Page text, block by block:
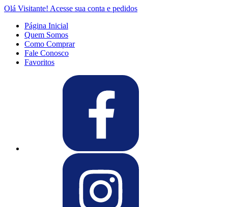
Olá Visitante! Acesse sua conta e pedidos
Página Inicial
Quem Somos
Como Comprar
Fale Conosco
Favoritos